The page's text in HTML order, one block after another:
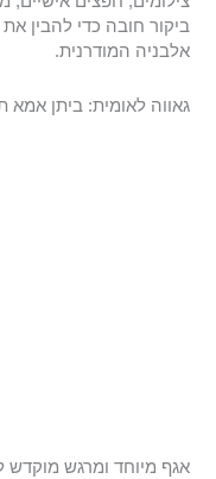
ביקור חובה כדי להבין
אלבניה המודרנית.
גאווה לאומית: ביתן אמא
אגף מיוחד ומרגש מוקדש